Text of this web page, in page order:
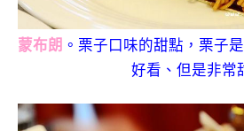
蒙布朗 。栗子口味的甜點，栗子
好看、但是非常